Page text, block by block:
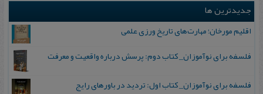
جدیدترین ها
اقلیم مورخان؛ مهارت‌های تاریخ ورزی علمی
فلسفه برای نوآموزان_ کتاب دوم: پرسش درباره واقعیت و معرفت
فلسفه برای نوآموزان_ کتاب اول: تردید در باورهای رایج